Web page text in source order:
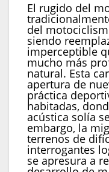
El rugido del
del
siendo
imperceptible
mucho más
natural. Esta
apertura de
práctica
habitadas,
acústica solía
embargo, la
terrenos de
interrogantes
se apresura a